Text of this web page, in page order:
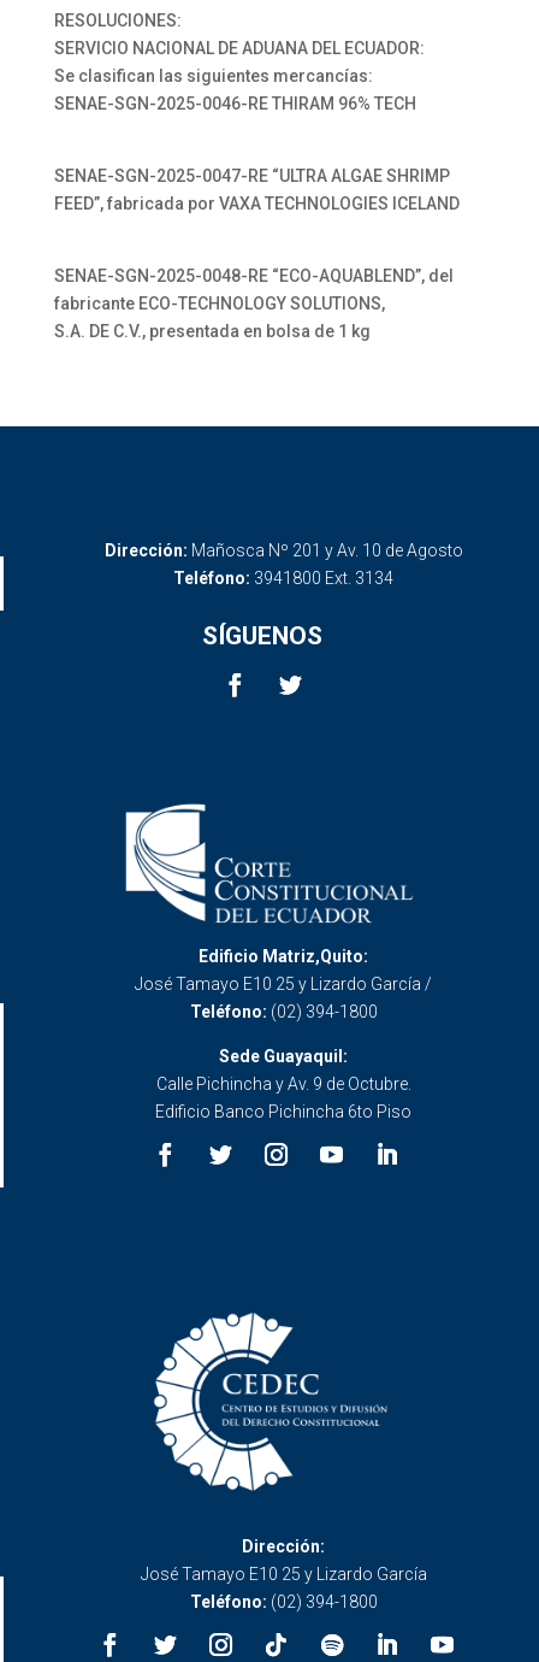
RESOLUCIONES:
SERVICIO NACIONAL DE ADUANA DEL ECUADOR:
Se clasifican las siguientes mercancías:
SENAE-SGN-2025-0046-RE THIRAM 96% TECH
SENAE-SGN-2025-0047-RE “ULTRA ALGAE SHRIMP
FEED”, fabricada por VAXA TECHNOLOGIES ICELAND
SENAE-SGN-2025-0048-RE “ECO-AQUABLEND”, del
fabricante ECO-TECHNOLOGY SOLUTIONS,
S.A. DE C.V., presentada en bolsa de 1 kg
Dirección: Mañosca Nº 201 y Av. 10 de Agosto
Teléfono: 3941800 Ext. 3134
SÍGUENOS
Edificio Matriz,Quito:
José Tamayo E10 25 y Lizardo García /
Teléfono: (02) 394-1800
Sede Guayaquil:
Calle Pichincha y Av. 9 de Octubre.
Edificio Banco Pichincha 6to Piso
Dirección:
José Tamayo E10 25 y Lizardo García
Teléfono: (02) 394-1800